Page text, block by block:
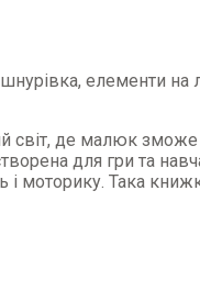
елементи на
світ, де малюк зможе
для гри та
і моторику. Така